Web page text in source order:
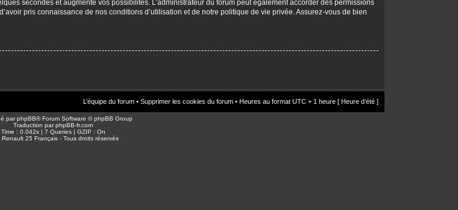
secondes et augmente vos possibilités. L’administrateur du forum peut également accorder des permissions
pris connaissance de nos conditions d’utilisation et de notre politique de vie privée. Assurez-vous de bien
L’équipe du forum • Supprimer les cookies du forum • Heures au format UTC + 1 heure [ Heure d’été ]
parphpBB® Forum Software © phpBB Group
Traduction parphpBB-fr.com
Time : 0.042s | 7 Queries | GZIP : On
Renault 25 Français - Tous droits réservés